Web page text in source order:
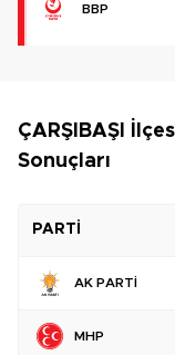
BBP
ÇARŞIBAŞI
Sonuçları
PARTİ
AK PARTİ
MHP